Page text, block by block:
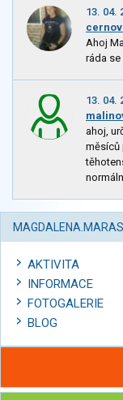
13. 04.
Ahoj
ráda
13. 04.
ahoj,
měsíců
AKTIVITA
INFORMACE
FOTOGALERIE
BLOG